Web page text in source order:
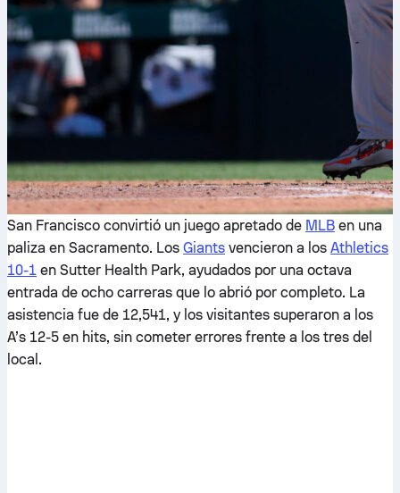
San Francisco convirtió un juego apretado de MLB en una
paliza en Sacramento. Los Giants vencieron a los Athletics
10-1 en Sutter Health Park, ayudados por una octava
entrada de ocho carreras que lo abrió por completo. La
asistencia fue de 12,541, y los visitantes superaron a los
A’s 12-5 en hits, sin cometer errores frente a los tres del
local.